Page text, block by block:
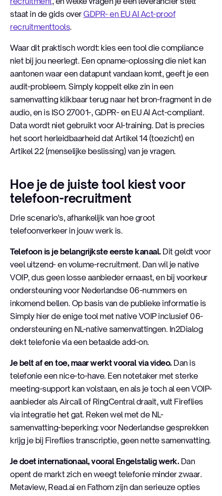
staat in de gids overGDPR- en EU AI Act-proof
recruitmenttools.
Waar dit praktisch wordt: kies een tool die compliance
niet bij jou neerlegt. Een opname-oplossing die niet kan
aantonen waar een datapunt vandaan komt, geeft je een
audit-probleem. Simply koppelt elke zin in een
samenvatting klikbaar terug naar het bron-fragment in de
audio, en is ISO 27001-, GDPR- en EU AI Act-compliant.
Data wordt niet gebruikt voor AI-training. Dat is precies
het soort herleidbaarheid dat Artikel 14 (toezicht) en
Artikel 22 (menselijke beslissing) van je vragen.
Hoe je de juiste tool kiest voor
telefoon-recruitment
Drie scenario's, afhankelijk van hoe groot
telefoonverkeer in jouw werk is.
Telefoon is je belangrijkste eerste kanaal.Dit geldt voor
veel uitzend- en volume-recruitment. Dan wil je native
VOIP, dus geen losse aanbieder ernaast, en bij voorkeur
ondersteuning voor Nederlandse 06-nummers en
inkomend bellen. Op basis van de publieke informatie is
Simply hier de enige tool met native VOIP inclusief 06-
ondersteuning en NL-native samenvattingen. In2Dialog
dekt telefonie via een betaalde add-on.
Je belt af en toe, maar werkt vooral via video.Dan is
telefonie een nice-to-have. Een notetaker met sterke
meeting-support kan volstaan, en als je toch al een VOIP-
aanbieder als Aircall of RingCentral draait, vult Fireflies
via integratie het gat. Reken wel met de NL-
samenvatting-beperking: voor Nederlandse gesprekken
krijg je bij Fireflies transcriptie, geen nette samenvatting.
Je doet internationaal, vooral Engelstalig werk.Dan
opent de markt zich en weegt telefonie minder zwaar.
Metaview, Read.ai en Fathom zijn dan serieuze opties